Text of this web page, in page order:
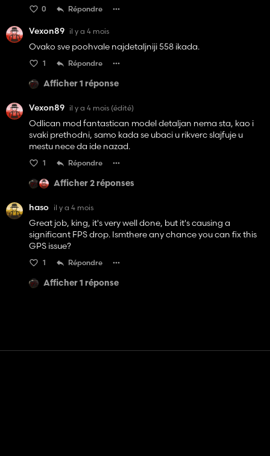
0 Répondre
Vexon89 il y a 4 mois
Ovako sve poohvale najdetaljniji 558 ikada.
1 Répondre
Afficher 1 réponse
Vexon89 il y a 4 mois (édité)
Odlican mod fantastican model detaljan nema sta, kao i
svaki prethodni, samo kada se ubaci u rikverc slajfuje u
mestu nece da ide nazad.
1 Répondre
Afficher 2 réponses
haso il y a 4 mois
Great job, king, it's very well done, but it's causing a
significant FPS drop. Ismthere any chance you can fix this
GPS issue?
1 Répondre
Afficher 1 réponse